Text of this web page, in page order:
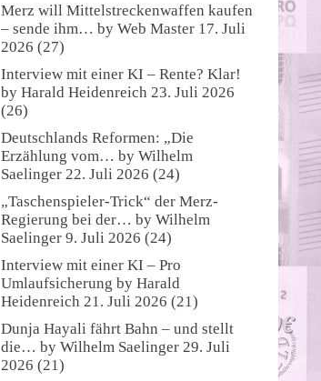
Merz will Mittelstreckenwaffen kaufen
– sende ihm… by Web Master 17. Juli
2026 (27)
Interview mit einer KI – Rente? Klar!
by Harald Heidenreich 23. Juli 2026
(26)
Deutschlands Reformen: „Die
Erzählung vom… by Wilhelm
Saelinger 22. Juli 2026 (24)
„Taschenspieler-Trick“ der Merz-
Regierung bei der… by Wilhelm
Saelinger 9. Juli 2026 (24)
Interview mit einer KI – Pro
Umlaufsicherung by Harald
Heidenreich 21. Juli 2026 (21)
Dunja Hayali fährt Bahn – und stellt
die… by Wilhelm Saelinger 29. Juli
2026 (21)